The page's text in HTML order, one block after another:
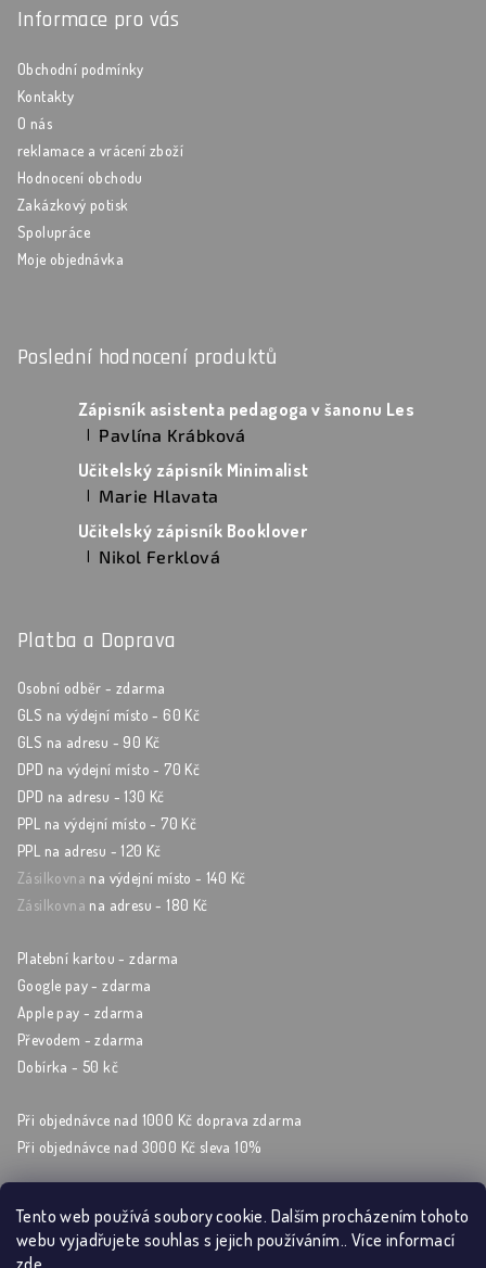
Tento web používá soubory cookie. Dalším procházením tohoto
webu vyjadřujete souhlas s jejich používáním.. Více informací
zde
Informace pro vás
Obchodní podmínky
Kontakty
O nás
reklamace a vrácení zboží
Hodnocení obchodu
Zakázkový potisk
Spolupráce
Moje objednávka
Poslední hodnocení produktů
Zápisník asistenta pedagoga v šanonu Les
Hodnocení produktu je 5 z 5 hvězdiček.
| Pavlína Krábková
Učitelský zápisník Minimalist
Hodnocení produktu je 5 z 5 hvězdiček.
| Marie Hlavata
Učitelský zápisník Booklover
Hodnocení produktu je 5 z 5 hvězdiček.
| Nikol Ferklová
Platba a Doprava
Osobní odběr - zdarma
GLS na výdejní místo - 60 Kč
GLS na adresu - 90 Kč
DPD na výdejní místo - 70 Kč
DPD na adresu - 130 Kč
PPL na výdejní místo - 70 Kč
PPL na adresu - 120 Kč
Zásilkovna na výdejní místo - 140 Kč
Zásilkovna na adresu - 180 Kč
Platební kartou - zdarma
Google pay - zdarma
Apple pay - zdarma
Převodem - zdarma
Dobírka - 50 kč
Při objednávce nad 1000 Kč doprava zdarma
Při objednávce nad 3000 Kč sleva 10%
Sleduj nás na sockách